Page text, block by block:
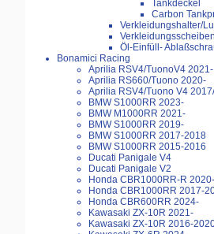
Tankdeckel
Carbon
Verkleidungshalter/
Öl-Einfüll-
Bonamici Racing
Aprilia RSV4/TuonoV4 2021-
Aprilia RS660/Tuono 2020-
Aprilia RSV4/Tuono V4
BMW S1000RR 2023-
BMW M1000RR 2021-
BMW S1000RR 2019-
BMW S1000RR 2017-2018
BMW S1000RR 2015-2016
Ducati Panigale V4
Ducati Panigale V2
Honda CBR1000RR-R 2020-
Honda CBR1000RR 2017-
Honda CBR600RR 2024-
Kawasaki ZX-10R 2021-
Kawasaki ZX-10R 2016-